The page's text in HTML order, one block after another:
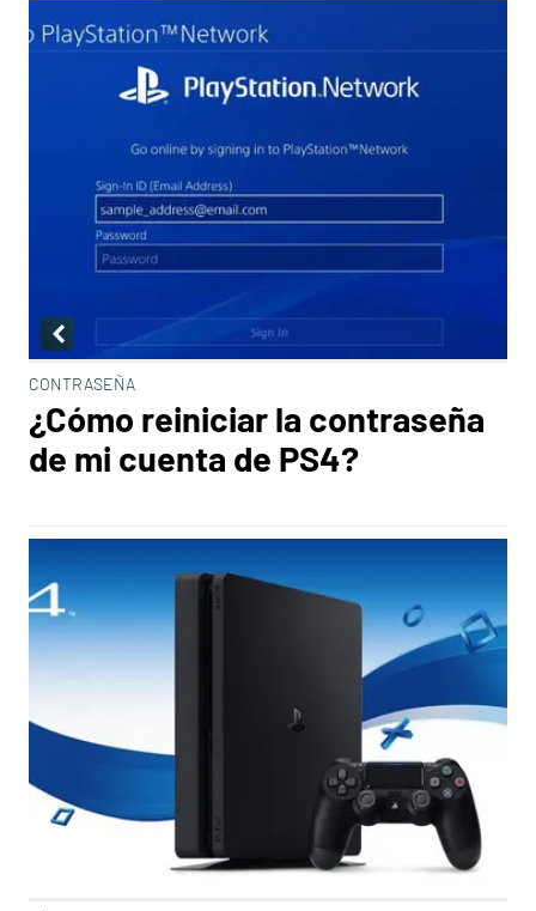
CONTRASEÑA
¿Cómo reiniciar la contraseña
de mi cuenta de PS4?